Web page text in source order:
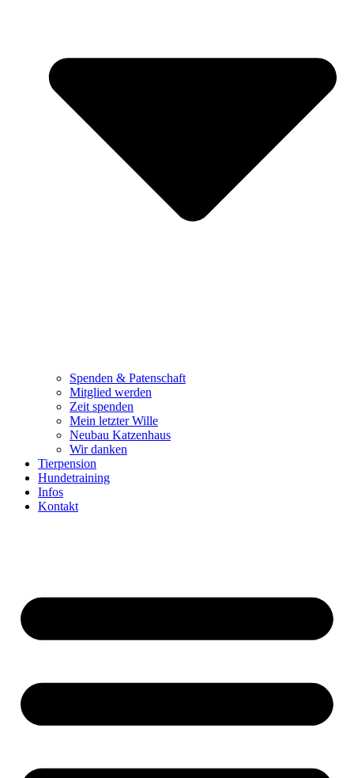
Spenden & Patenschaft
Mitglied werden
Zeit spenden
Mein letzter Wille
Neubau Katzenhaus
Wir danken
Tierpension
Hundetraining
Infos
Kontakt